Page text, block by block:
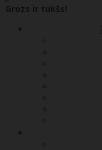
Grozs ir tukšs!